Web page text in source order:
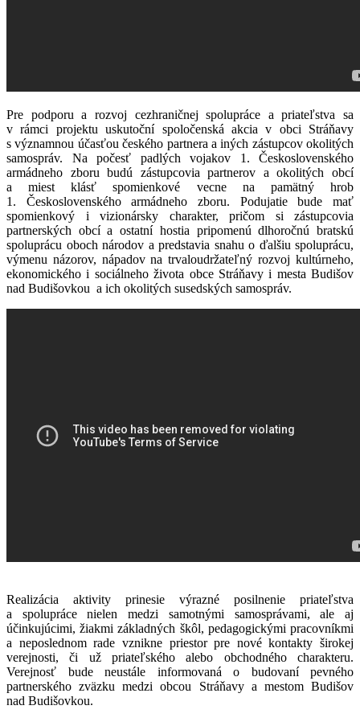
Pre podporu a rozvoj cezhraničnej spolupráce a priateľstva sa
v rámci projektu uskutoční spoločenská akcia v obci Stráňavy
s významnou účasťou českého partnera a iných zástupcov okolitých
samospráv. Na počesť padlých vojakov 1. Československého
armádneho zboru budú zástupcovia partnerov a okolitých obcí
a miest klásť spomienkové vecne na pamätný hrob
1. Československého armádneho zboru. Podujatie bude mať
spomienkový i vizionársky charakter, pričom si zástupcovia
partnerských obcí a ostatní hostia pripomenú dlhoročnú bratskú
spoluprácu oboch národov a predstavia snahu o ďalšiu spoluprácu,
výmenu názorov, nápadov na trvaloudržateľný rozvoj kultúrneho,
ekonomického i sociálneho života obce Stráňavy i mesta Budišov
nad Budišovkou a ich okolitých susedských samospráv.
Realizácia aktivity prinesie výrazné posilnenie priateľstva
a spolupráce nielen medzi samotnými samosprávami, ale aj
účinkujúcimi, žiakmi základných škôl, pedagogickými pracovníkmi
a neposlednom rade vznikne priestor pre nové kontakty širokej
verejnosti, či už priateľského alebo obchodného charakteru.
Verejnosť bude neustále informovaná o budovaní pevného
partnerského zväzku medzi obcou Stráňavy a mestom Budišov
nad Budišovkou.